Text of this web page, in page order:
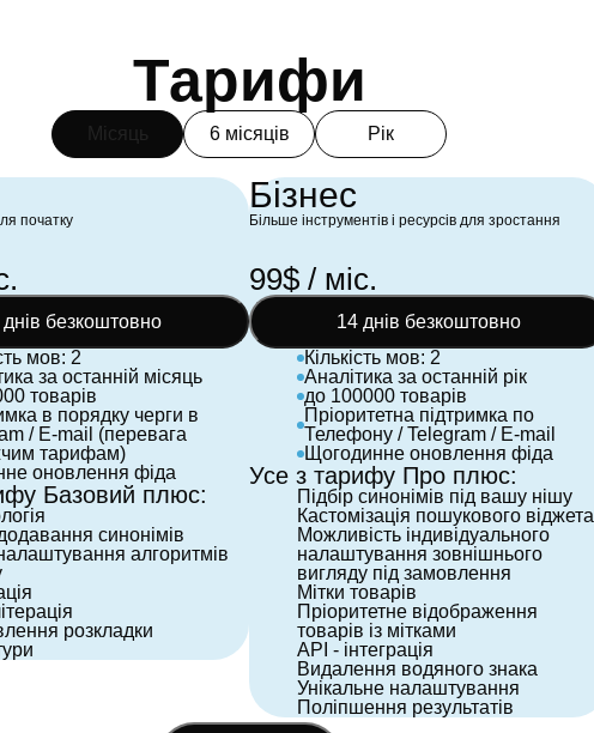
Тарифи
Місяць 6 місяців Рік
початку
днів безкоштовно
мов: 2
за останній місяць
товарів
в порядку черги в
/ E-mail (перевага
тарифам)
оновлення фіда
Базовий плюс:
синонімів
алгоритмів
розкладки
Бізнес
Більше інструментів і ресурсів для зростання
99$ / міс.
14 днів безкоштовно
Кількість мов: 2
Аналітика за останній рік
до 100000 товарів
Пріоритетна підтримка по
Телефону / Telegram / E-mail
Щогодинне оновлення фіда
Усе з тарифу Про плюс:
Підбір синонімів під вашу нішу
Кастомізація пошукового віджета
Можливість індивідуального
налаштування зовнішнього
вигляду під замовлення
Мітки товарів
Пріоритетне відображення
товарів із мітками
API - інтеграція
Видалення водяного знака
Унікальне налаштування
Поліпшення результатів